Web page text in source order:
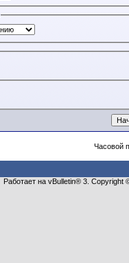
Часовой
Работает на vBulletin® 3.